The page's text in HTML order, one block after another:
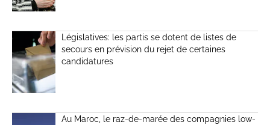
Législatives: les partis se dotent de listes de
secours en prévision du rejet de certaines
candidatures
Au Maroc, le raz-de-marée des compagnies low-